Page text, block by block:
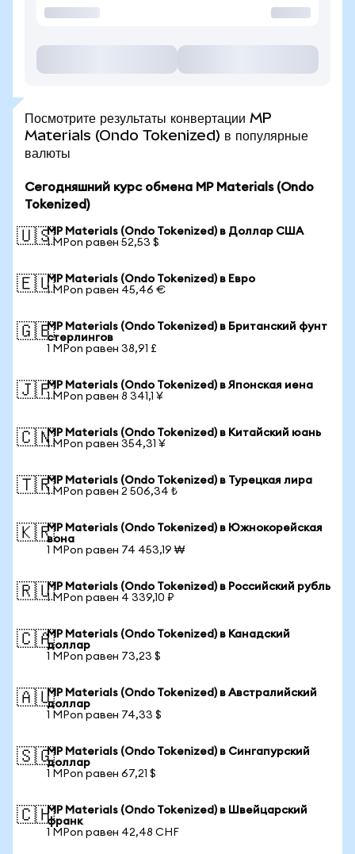
Посмотрите результаты конвертации MP
Materials (Ondo Tokenized) в популярные
валюты
Сегодняшний курс обмена MP Materials (Ondo
Tokenized)
🇺🇸MP Materials (Ondo Tokenized) в Доллар США
1 MPon равен 52,53 $
🇪🇺MP Materials (Ondo Tokenized) в Евро
1 MPon равен 45,46 €
🇬🇧MP Materials (Ondo Tokenized) в Британский фунт
стерлингов
1 MPon равен 38,91 £
🇯🇵MP Materials (Ondo Tokenized) в Японская иена
1 MPon равен 8 341,1 ¥
🇨🇳MP Materials (Ondo Tokenized) в Китайский юань
1 MPon равен 354,31 ¥
🇹🇷MP Materials (Ondo Tokenized) в Турецкая лира
1 MPon равен 2 506,34 ₺
🇰🇷MP Materials (Ondo Tokenized) в Южнокорейская
вона
1 MPon равен 74 453,19 ₩
🇷🇺MP Materials (Ondo Tokenized) в Российский рубль
1 MPon равен 4 339,10 ₽
🇨🇦MP Materials (Ondo Tokenized) в Канадский
доллар
1 MPon равен 73,23 $
🇦🇺MP Materials (Ondo Tokenized) в Австралийский
доллар
1 MPon равен 74,33 $
🇸🇬MP Materials (Ondo Tokenized) в Сингапурский
доллар
1 MPon равен 67,21 $
🇨🇭MP Materials (Ondo Tokenized) в Швейцарский
франк
1 MPon равен 42,48 CHF